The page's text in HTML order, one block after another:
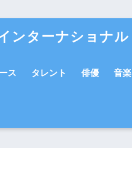
ンターナショナル
ス タレント 俳優 音楽